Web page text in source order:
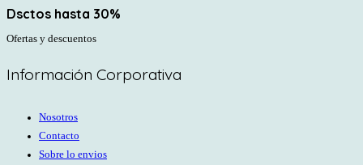
Dsctos hasta 30%
Ofertas y descuentos
Información Corporativa
Nosotros
Contacto
Sobre lo envios